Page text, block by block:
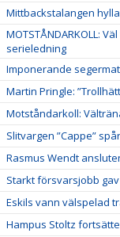
Mittbackstalangen
MOTSTÅNDARKOLL:
serieledning
Imponerande
Martin Pringle:
Motståndarkoll:
Slitvargen ”Cappe”
Rasmus Wendt
Starkt försvarsjobb gav
Eskils vann välspelad
Hampus Stoltz